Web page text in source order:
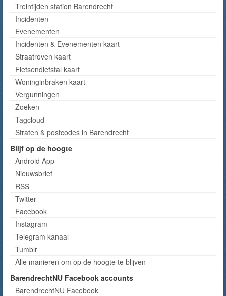
Treintijden station Barendrecht
Incidenten
Evenementen
Incidenten & Evenementen kaart
Straatroven kaart
Fietsendiefstal kaart
Woninginbraken kaart
Vergunningen
Zoeken
Tagcloud
Straten & postcodes in Barendrecht
Blijf op de hoogte
Android App
Nieuwsbrief
RSS
Twitter
Facebook
Instagram
Telegram kanaal
Tumblr
Alle manieren om op de hoogte te blijven
BarendrechtNU Facebook accounts
BarendrechtNU Facebook